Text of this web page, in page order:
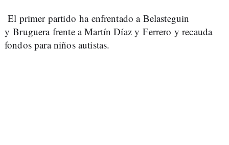
El primer partido ha enfrentado a Belasteguin
y Bruguera frente a Martín Díaz y Ferrero y recauda
fondos para niños autistas.